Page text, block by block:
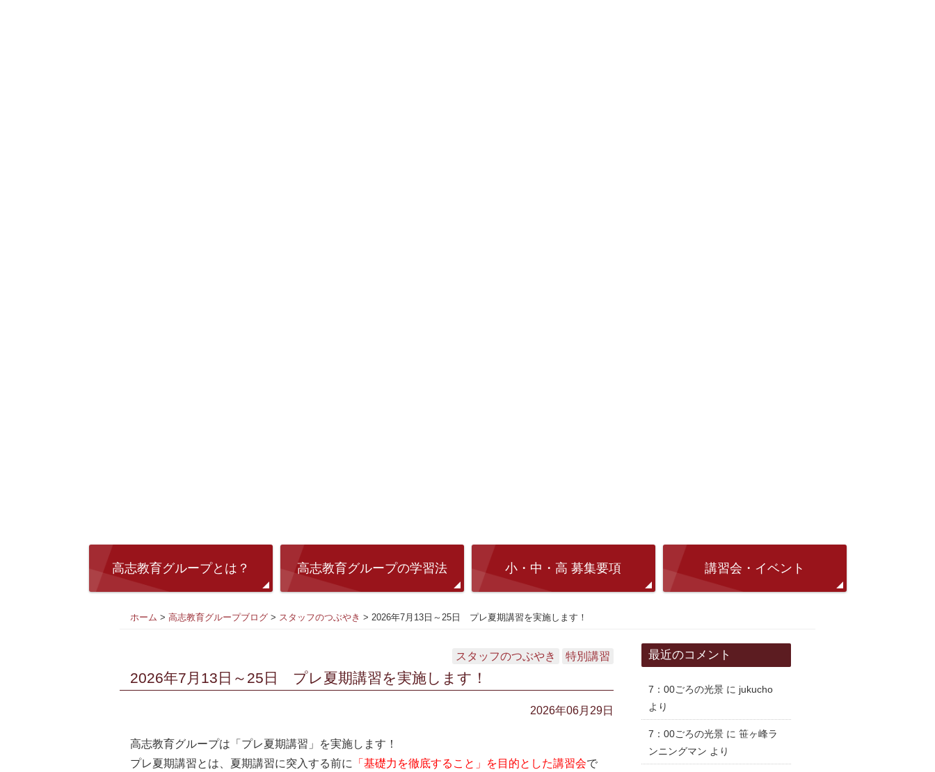
高志教育グループとは？ 高志教育グループの学習法 小・中・高 募集要項 講習会・イベント
ホーム > 高志教育グループブログ > スタッフのつぶやき > 2026年7月13日～25日 プレ夏期講習を実施します！
スタッフのつぶやき 特別講習
2026年7月13日～25日 プレ夏期講習を実施します！
2026年06月29日
高志教育グループは「プレ夏期講習」を実施します！
プレ夏期講習とは、夏期講習に突入する前に
「基礎力を徹底すること」を目的とした講習会で
最近のコメント
7：00ごろの光景 に jukucho
より
7：00ごろの光景 に 笹ヶ峰ラ
ンニングマン より